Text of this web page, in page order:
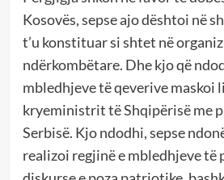
Kosovës, sepse ajo dështoi në
t’u konstituar si shtet në
ndërkombëtare. Dhe kjo që
mbledhjeve të qeverive maskoi
kryeministrit të Shqipërisë me
Serbisë. Kjo ndodhi, sepse
realizoi regjinë e mbledhjeve të